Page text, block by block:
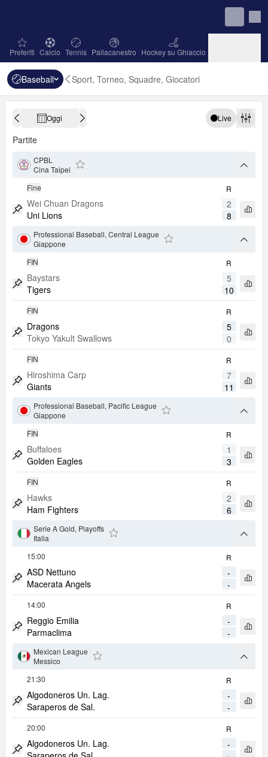
favorites
Preferiti Calcio
Calcio Tennis
Tennis Pallacanestro
Pallacanestro Hockey su Ghiaccio
Hockey su Ghiaccio
Baseball
Baseball Pallamano
Pallamano Pallavolo
Pallavolo
Baseball Sport, Torneo, Squadre, Giocatori
Giorno Precedente
Calendario
Oggi Giorno Successivo Live
Filtri
Partite
CPBL
Cina Taipei
arrow
Metti Match in Evidenza
Fine
Wei Chuan Dragons
Uni Lions
2
8
R
Apri
Professional Baseball, Central League
Giappone
arrow
Metti Match in Evidenza
FIN
Baystars
Tigers
5
10
R
Apri
Metti Match in Evidenza
FIN
Dragons
Tokyo Yakult Swallows
5
0
R
Apri
Metti Match in Evidenza
FIN
Hiroshima Carp
Giants
7
11
R
Apri
Professional Baseball, Pacific League
Giappone
arrow
Metti Match in Evidenza
FIN
Buffaloes
Golden Eagles
1
3
R
Apri
Metti Match in Evidenza
FIN
Hawks
Ham Fighters
2
6
R
Apri
Serie A Gold, Playoffs
Italia
arrow
Metti Match in Evidenza
15:00
ASD Nettuno
Macerata Angels
-
-
R
Apri
Metti Match in Evidenza
14:00
Reggio Emilia
Parmaclima
-
-
R
Apri
Mexican League
Messico
arrow
Metti Match in Evidenza
21:30
Algodoneros Un. Lag.
Saraperos de Sal.
-
-
R
Apri
20:00
Algodoneros Un. Lag.
-
R
Apri